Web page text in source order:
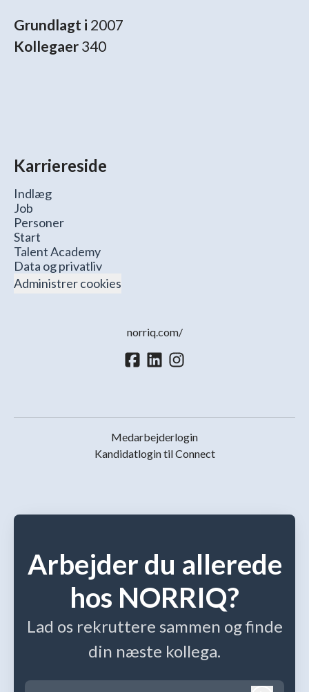
Grundlagt i 2007
Kollegaer 340
Karriereside
Indlæg
Job
Personer
Start
Talent Academy
Data og privatliv
Administrer cookies
norriq.com/
Medarbejderlogin
Kandidatlogin til Connect
Arbejder du allerede
hos NORRIQ?
Lad os rekruttere sammen og finde
din næste kollega.